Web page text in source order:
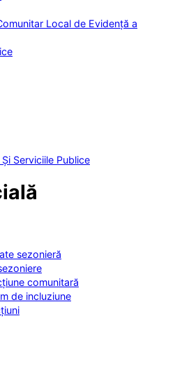
Local de Evidență a
Serviciile Publice
sezonieră
comunitară
de incluziune